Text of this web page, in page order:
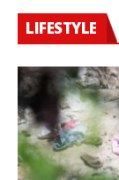
LIFESTYLE